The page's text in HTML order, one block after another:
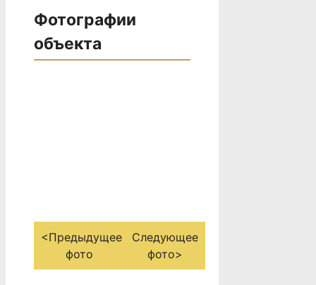
Фотографии
объекта
<Предыдущее
фото
Следующее
фото>